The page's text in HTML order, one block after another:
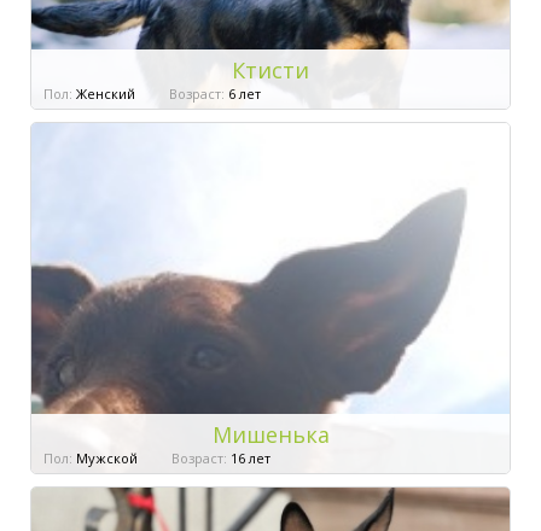
Ктисти
Пол: Женский Возраст: 6 лет
Мишенька
Пол: Мужской Возраст: 16 лет